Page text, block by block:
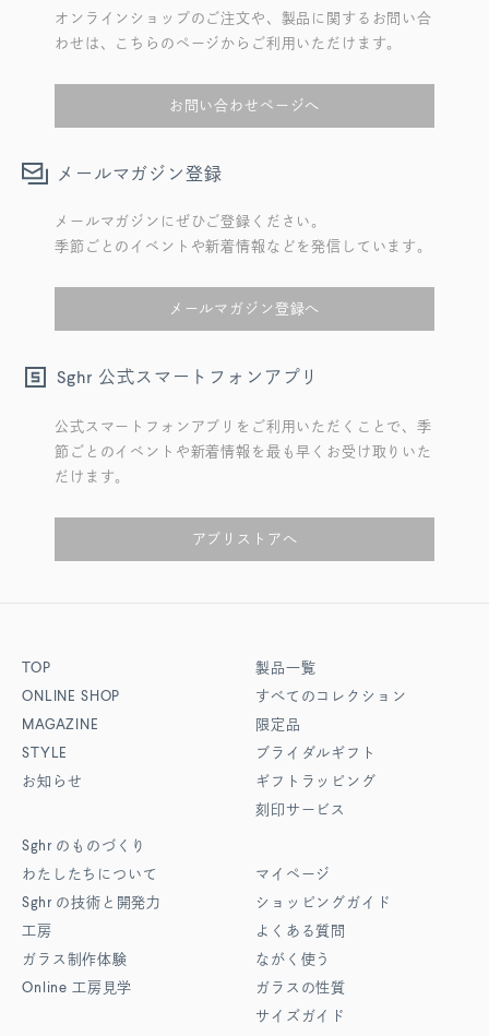
オンラインショップのご注文や、製品に関するお問い合
わせは、こちらのページからご利用いただけます。
お問い合わせページへ
メールマガジン登録
メールマガジンにぜひご登録ください。
季節ごとのイベントや新着情報などを発信しています。
メールマガジン登録へ
Sghr 公式スマートフォンアプリ
公式スマートフォンアプリをご利用いただくことで、季
節ごとのイベントや新着情報を最も早くお受け取りいた
だけます。
アプリストアへ
TOP
ONLINE SHOP
MAGAZINE
STYLE
お知らせ
Sghr のものづくり
わたしたちについて
Sghr の技術と開発力
工房
ガラス制作体験
Online 工房見学
製品一覧
すべてのコレクション
限定品
ブライダルギフト
ギフトラッピング
刻印サービス
マイページ
ショッピングガイド
よくある質問
ながく使う
ガラスの性質
サイズガイド